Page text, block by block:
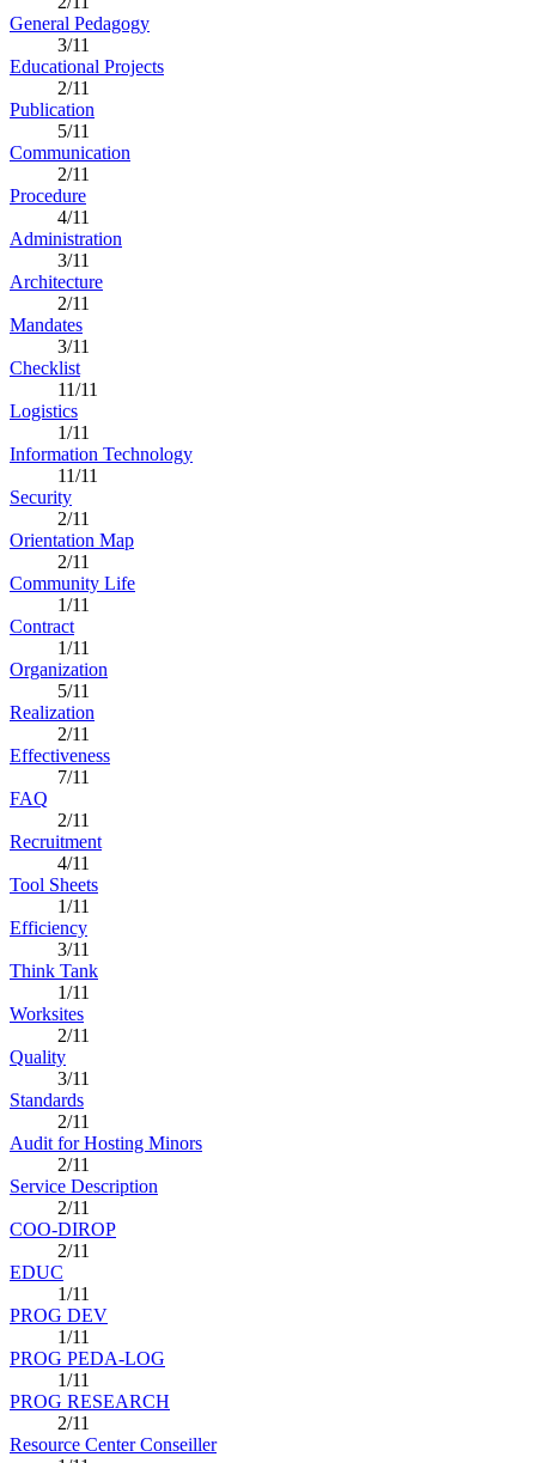
General Pedagogy
3/11
Educational Projects
2/11
Publication
5/11
Communication
2/11
Procedure
4/11
Administration
3/11
Architecture
2/11
Mandates
3/11
Checklist
11/11
Logistics
1/11
Information Technology
11/11
Security
2/11
Orientation Map
2/11
Community Life
1/11
Contract
1/11
Organization
5/11
Realization
2/11
Effectiveness
7/11
FAQ
2/11
Recruitment
4/11
Tool Sheets
1/11
Efficiency
3/11
Think Tank
1/11
Worksites
2/11
Quality
3/11
Standards
2/11
Audit for Hosting Minors
2/11
Service Description
2/11
COO-DIROP
2/11
EDUC
1/11
PROG DEV
1/11
PROG PEDA-LOG
1/11
PROG RESEARCH
2/11
Resource Center Conseiller